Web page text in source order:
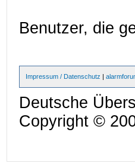
Benutzer, die
Impressum / Datenschutz |
Deutsche
Copyright ©